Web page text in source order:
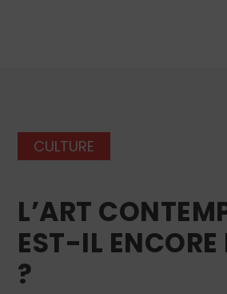
CULTURE
L’ART
EST-IL ENCORE
?